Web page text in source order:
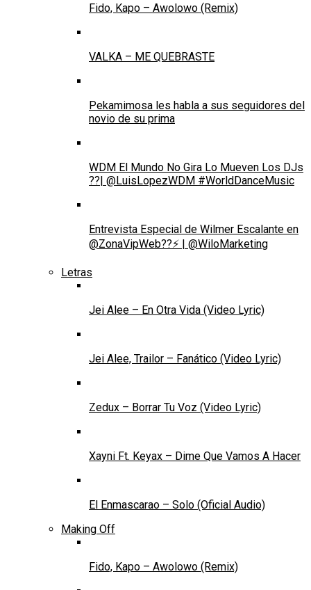
Fido, Kapo – Awolowo (Remix)
VALKA – ME QUEBRASTE
Pekamimosa les habla a sus seguidores del
novio de su prima
WDM El Mundo No Gira Lo Mueven Los DJs
??| @LuisLopezWDM #WorldDanceMusic
Entrevista Especial de Wilmer Escalante en
@ZonaVipWeb??⚡ | @WiloMarketing
Letras
Jei Alee – En Otra Vida (Video Lyric)
Jei Alee, Trailor – Fanático (Video Lyric)
Zedux – Borrar Tu Voz (Video Lyric)
Xayni Ft. Keyax – Dime Que Vamos A Hacer
El Enmascarao – Solo (Oficial Audio)
Making Off
Fido, Kapo – Awolowo (Remix)